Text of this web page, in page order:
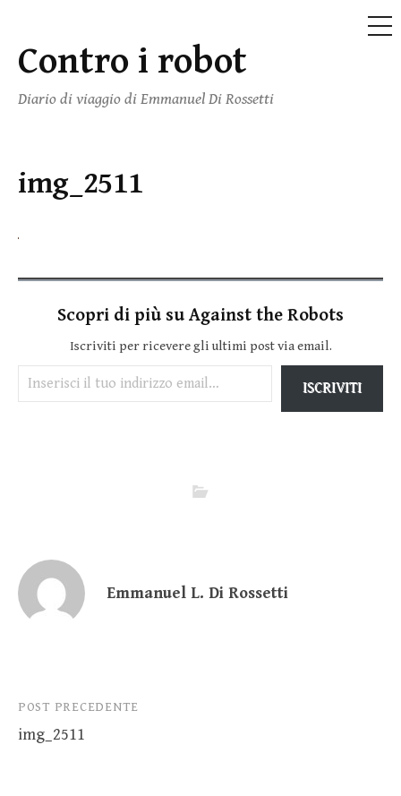
Vai
al
contenuto
Contro i robot
Diario di viaggio di Emmanuel Di Rossetti
img_2511
Scopri di più su Against the Robots
Iscriviti per ricevere gli ultimi post via email.
Inserisci il tuo indirizzo email…
ISCRIVITI
Emmanuel L. Di Rossetti
Navigazione
articoli
POST PRECEDENTE
img_2511